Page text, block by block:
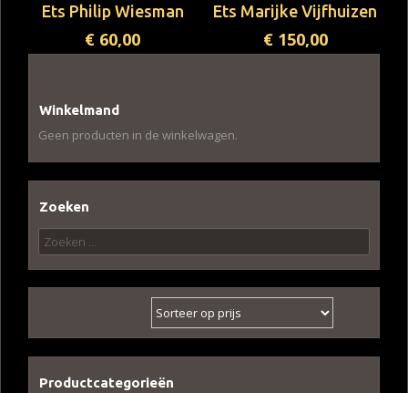
Ets Philip Wiesman
€ 60,00
Ets Marijke Vijfhuizen
€150,00
Winkelmand
Geen producten in de winkelwagen.
Zoeken
Zoeken
naar:
Productcategorieën